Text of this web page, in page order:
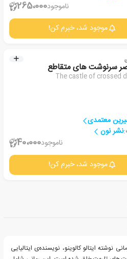
ناموجود265،000
موجود شد، خبرم کن!
سرنوشت های متقاطع
The castle of crossed
معتمدی
نشر نون
ناموجود40،000
موجود شد، خبرم کن!
ایتالو کالوینو، نویسنده‌ی ایتالیایی